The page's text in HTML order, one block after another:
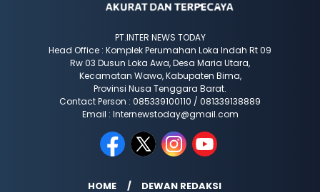
PT.INTER NEWS TODAY
Head Office : Komplek Perumahan Loka Indah Rt 09
Rw 03 Dusun Loka Awa, Desa Maria Utara,
Kecamatan Wawo, Kabupaten Bima,
Provinsi Nusa Tenggara Barat.
Contact Person : 085339100110 / 081339138889
Email : Internewstoday@gmail.com
HOME DEWAN REDAKSI